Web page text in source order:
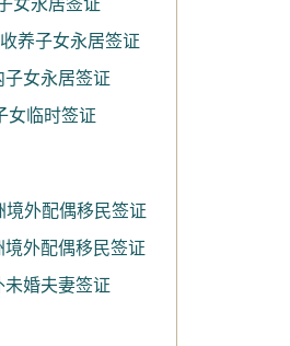
养子女永居签证​
女永居签证​
女临时签证
外配偶移民签证
外配偶移民签证
婚夫妻签证